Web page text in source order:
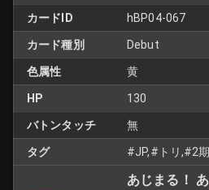
カードID hBP04-067
カード種別 Debut
色属性 黄
HP 130
バトンタッチ 無
タグ #JP,#トリ,#2
あじまる！